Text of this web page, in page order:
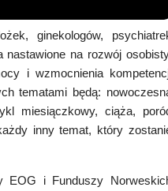
ginekologów,
nastawione na rozwój
i wzmocnienia
tematami będą:
miesiączkowy, ciąża,
inny temat, który
EOG i Funduszy